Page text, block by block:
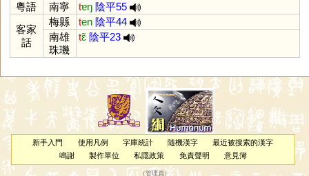
粵語
南寧 tɐŋ 陰平55
客家
話
梅縣 ten 陰平44
南雄
珠璣
tɛ̃ 陰平23
新手入門 使用凡例 字庫統計 隨機漢字
最近被搜索的漢字
鳴謝
製作單位 私隱政策 免責聲明 意見簿
（管理員 ）